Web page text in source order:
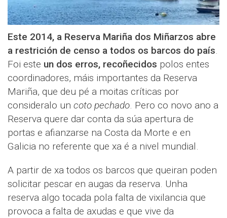
Este 2014, a Reserva Mariña dos Miñarzos abre
a restrición de censo a todos os barcos do país
Foi este un dos erros, recoñecidos polos entes
coordinadores, máis importantes da Reserva
Mariña, que deu pé a moitas críticas por
consideralo un coto pechado . Pero co novo ano a
Reserva quere dar conta da súa apertura de
portas e afianzarse na Costa da Morte e en
Galicia no referente que xa é a nivel mundial.
A partir de xa todos os barcos que queiran poden
solicitar pescar en augas da reserva. Unha
reserva algo tocada pola falta de vixilancia que
provoca a falta de axudas e que vive da